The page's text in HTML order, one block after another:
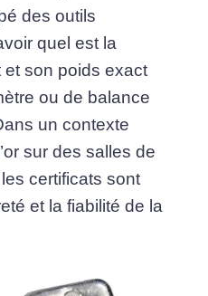
des outils
quel est la
et son poids exact
ou de balance
un contexte
sur des salles de
certificats sont
et la fiabilité de la